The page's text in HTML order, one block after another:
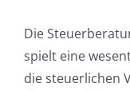
Die
spielt eine
die steuerlichen